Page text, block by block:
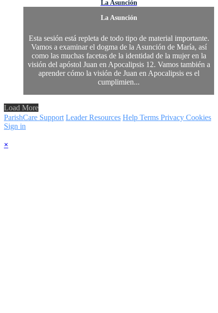
La Asunción
La Asunción
Esta sesión está repleta de todo tipo de material importante.
Vamos a examinar el dogma de la Asunción de María, así
como las muchas facetas de la identidad de la mujer en la
visión del apóstol Juan en Apocalipsis 12. Vamos también a
aprender cómo la visión de Juan en Apocalipsis es el
cumplimien...
Load More
ParishCare Support Leader Resources Help Terms Privacy Cookies
Sign in
×